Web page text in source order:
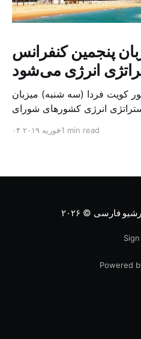
پنجمین کنفرانس
انرژی می‌شود
کویت فردا (سه شنبه) میزبان
انرژی کشورهای شورای
نفت و گاز در این کنفرانس
۰۴ فوریه ۲۰۱۹1 min read
فارسی © ۲۰۲۶
Powered